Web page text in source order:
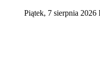
Piątek, 7 sierpnia 2026